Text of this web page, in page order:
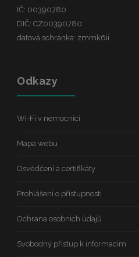
IČ: 00390780
DIČ: CZ00390780
datová schránka: zmmk6ii
Odkazy
Wi-Fi v nemocnici
Mapa webu
Osvědčení a certifikáty
Prohlášení o přístupnosti
Ochrana osobních údajů
Svobodný přístup k informacím